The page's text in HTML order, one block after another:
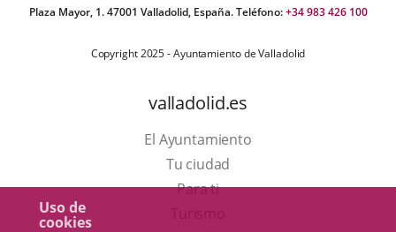
Uso de
cookies
Plaza Mayor, 1. 47001 Valladolid, España. Teléfono:+34 983 426 100
Copyright 2025 - Ayuntamiento de Valladolid
valladolid.es
El Ayuntamiento
Tu ciudad
Para ti